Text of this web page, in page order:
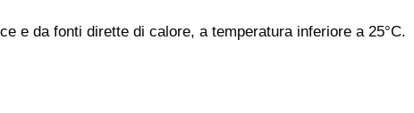
e da fonti dirette di calore, a temperatura inferiore a 25°C.